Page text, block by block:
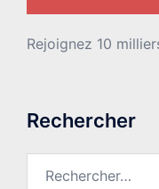
Rejoignez 10
Rechercher